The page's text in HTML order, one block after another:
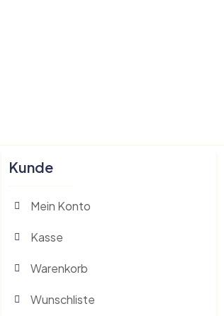
Kunde
Mein Konto
Kasse
Warenkorb
Wunschliste